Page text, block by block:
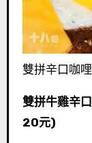
雙拼辛口咖
雙拼牛雞辛
20元)